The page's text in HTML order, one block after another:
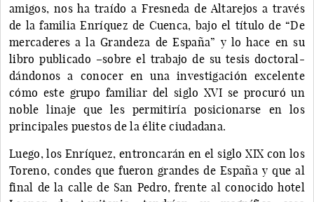
amigos, nos ha traído a Fresneda de Altarejos a través
de la familia Enríquez de Cuenca, bajo el título de “De
mercaderes a la Grandeza de España” y lo hace en su
libro publicado –sobre el trabajo de su tesis doctoral-
dándonos a conocer en una investigación excelente
cómo este grupo familiar del siglo XVI se procuró un
noble linaje que les permitiría posicionarse en los
principales puestos de la élite ciudadana.
Luego, los Enríquez, entroncarán en el siglo XIX con los
Toreno, condes que fueron grandes de España y que al
final de la calle de San Pedro, frente al conocido hotel